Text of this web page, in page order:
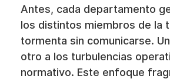
Antes, cada departamento
los distintos miembros de la
tormenta sin comunicarse.
otro a los turbulencias
normativo. Este enfoque